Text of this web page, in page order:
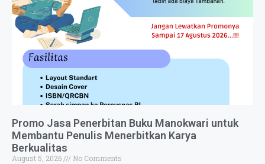
Promo Jasa Penerbitan Buku Manokwari untuk
Membantu Penulis Menerbitkan Karya
Berkualitas
August 5, 2026
No Comments